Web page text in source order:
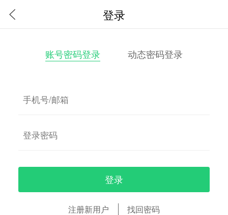
登录
账号密码登录 动态密码登录
登录
注册新用户 找回密码